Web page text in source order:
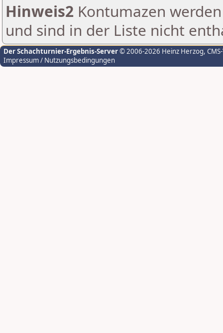
Hinweis2 Kontumazen
und sind in der Liste nicht
Der Schachturnier-Ergebnis-Server© 2006-2026 Heinz Herzog,
Impressum / Nutzungsbedingungen